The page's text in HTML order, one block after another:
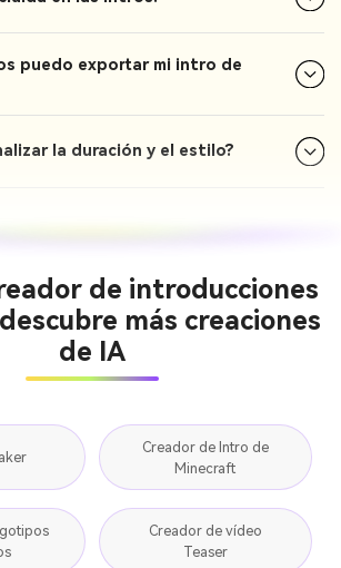
puedo exportar mi intro de
la duración y el estilo?
de introducciones
más creaciones
de IA
Creador de Intro de
Minecraft
Creador de vídeo
Teaser